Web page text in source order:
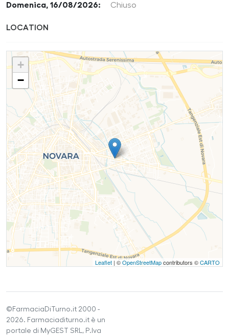
Domenica, 16/08/2026: Chiuso
LOCATION
+
−
Leaflet | ©OpenStreetMapcontributors ©CARTO
©FarmaciaDiTurno.it 2000 -
2026. Farmaciaditurno.it è un
portale di MyGEST SRL, P.Iva